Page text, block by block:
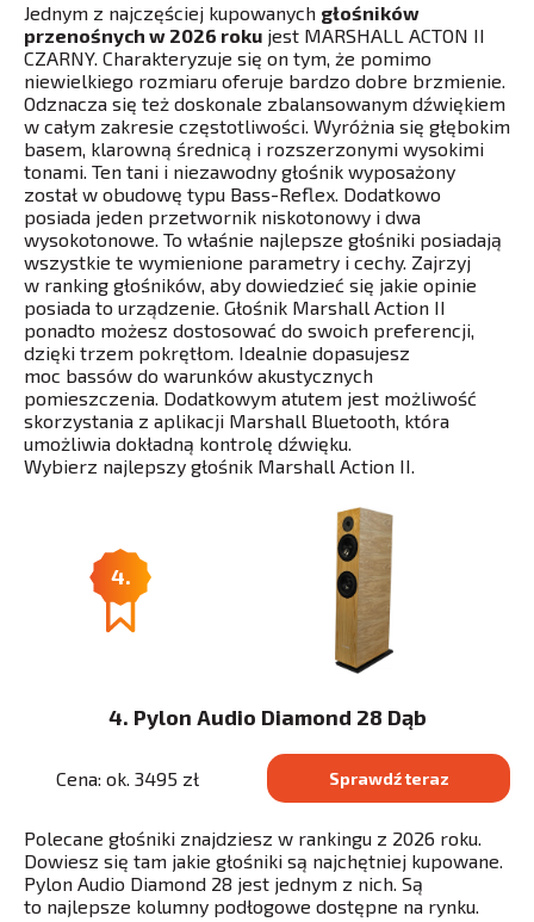
Jednym z najczęściej kupowanych głośników
przenośnych w 2026 roku jest MARSHALL ACTON II
CZARNY. Charakteryzuje się on tym, że pomimo
niewielkiego rozmiaru oferuje bardzo dobre brzmienie.
Odznacza się też doskonale zbalansowanym dźwiękiem
w całym zakresie częstotliwości. Wyróżnia się głębokim
basem, klarowną średnicą i rozszerzonymi wysokimi
tonami. Ten tani i niezawodny głośnik wyposażony
został w obudowę typu Bass-Reflex. Dodatkowo
posiada jeden przetwornik niskotonowy i dwa
wysokotonowe. To właśnie najlepsze głośniki posiadają
wszystkie te wymienione parametry i cechy. Zajrzyj
w ranking głośników, aby dowiedzieć się jakie opinie
posiada to urządzenie. Głośnik Marshall Action II
ponadto możesz dostosować do swoich preferencji,
dzięki trzem pokrętłom. Idealnie dopasujesz
moc bassów do warunków akustycznych
pomieszczenia. Dodatkowym atutem jest możliwość
skorzystania z aplikacji Marshall Bluetooth, która
umożliwia dokładną kontrolę dźwięku.
Wybierz najlepszy głośnik Marshall Action II.
4.
4. Pylon Audio Diamond 28 Dąb
Cena: ok. 3495 zł Sprawdź teraz
Polecane głośniki znajdziesz w rankingu z 2026 roku.
Dowiesz się tam jakie głośniki są najchętniej kupowane.
Pylon Audio Diamond 28 jest jednym z nich. Są
to najlepsze kolumny podłogowe dostępne na rynku.